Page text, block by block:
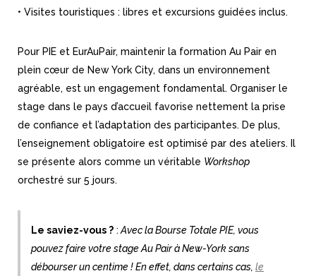
• Visites touristiques : libres et excursions guidées inclus.
Pour PIE et EurAuPair, maintenir la formation Au Pair en
plein cœur de New York City, dans un environnement
agréable, est un engagement fondamental. Organiser le
stage dans le pays d’accueil favorise nettement la prise
de confiance et l’adaptation des participantes. De plus,
l’enseignement obligatoire est optimisé par des ateliers. Il
se présente alors comme un véritable Workshop
orchestré sur 5 jours.
Le saviez-vous ? : Avec la Bourse Totale PIE, vous
pouvez faire votre stage Au Pair à New-York sans
débourser un centime ! En effet, dans certains cas, le